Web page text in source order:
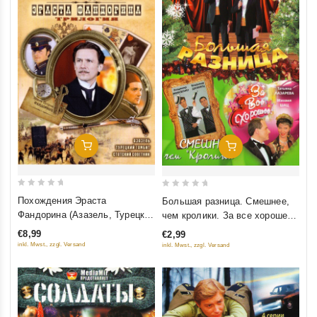
Добавить В Корзину
5
Похождения Эраста
Фандорина (Азазель, Турецкий
гамбит, Статский Советник)
€8,99
inkl. Mwst., zzgl. Versand
Добавить В Корзину
5
Большая разница. Смешнее,
чем кролики. За все хорошее!
(3 в 1)
€2,99
inkl. Mwst., zzgl. Versand